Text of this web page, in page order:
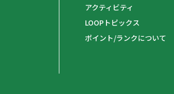
アクティビティ
LOOPトピックス
ポイント/ランクについて